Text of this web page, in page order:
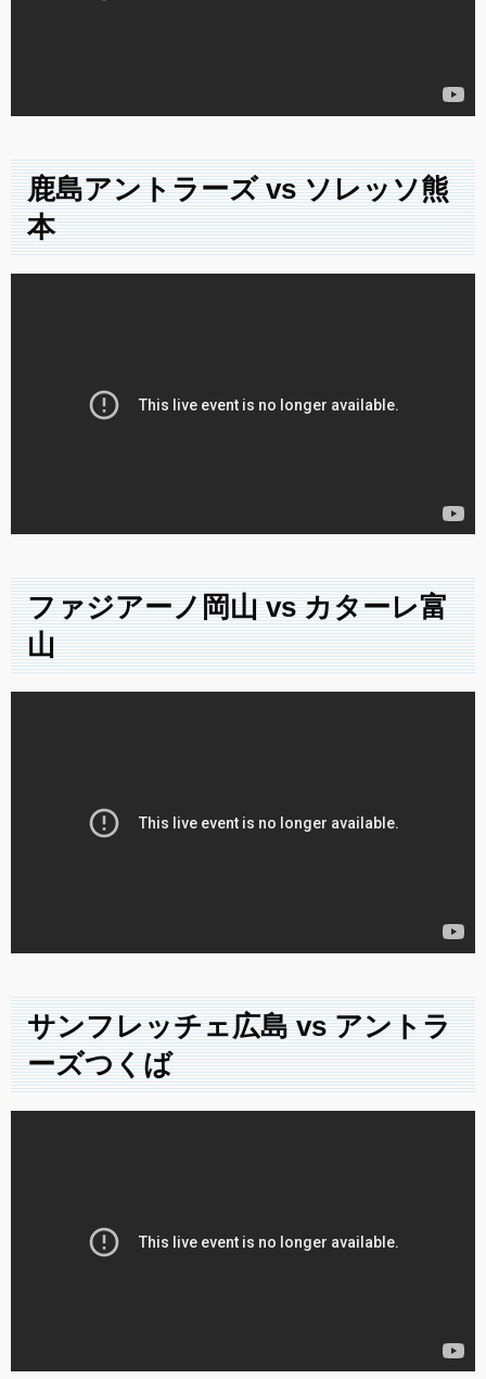
鹿島アントラーズ vs ソレッソ熊
本
ファジアーノ岡山 vs カターレ富
山
サンフレッチェ広島 vs アントラ
ーズつくば